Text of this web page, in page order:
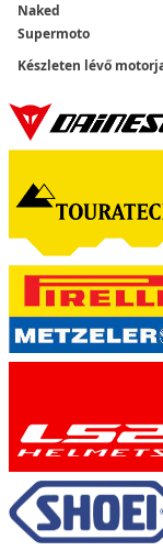
Naked
Supermoto
Készleten lévő